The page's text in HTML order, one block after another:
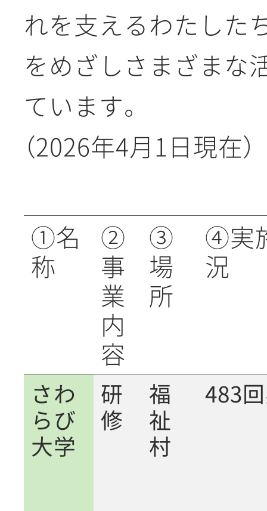
れを支えるわたした
をめざしさまざまな
ています。
（2026年4月1日現在）
①名
称
②
事
業
内
容
③
場
所
④実
況
さわ
らび
大学
研
修
福
祉
村
483